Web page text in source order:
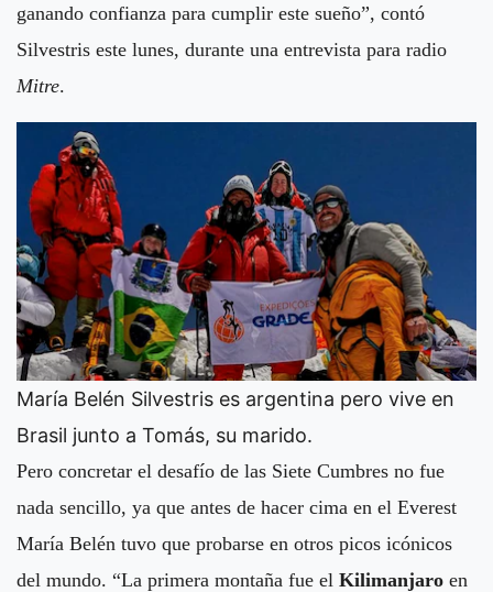
ganando confianza para cumplir este sueño”, contó
Silvestris este lunes, durante una entrevista para radio
Mitre.
María Belén Silvestris es argentina pero vive en
Brasil junto a Tomás, su marido.
Pero concretar el desafío de las Siete Cumbres no fue
nada sencillo, ya que antes de hacer cima en el Everest
María Belén tuvo que probarse en otros picos icónicos
del mundo. “La primera montaña fue el Kilimanjaro en